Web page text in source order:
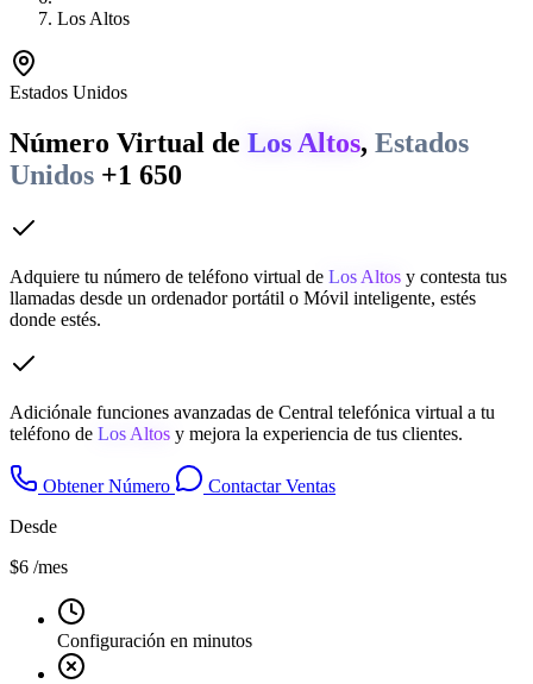
Los Altos
Estados Unidos
Número Virtual de Los Altos, Estados
Unidos +1 650
Adquiere tu número de teléfono virtual de Los Altos y contesta tus
llamadas desde un ordenador portátil o Móvil inteligente, estés
donde estés.
Adiciónale funciones avanzadas de Central telefónica virtual a tu
teléfono de Los Altos y mejora la experiencia de tus clientes.
Obtener Número
Contactar Ventas
Desde
$6 /mes
Configuración en minutos